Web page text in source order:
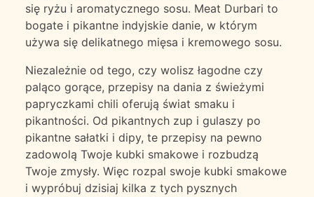
się ryżu i aromatycznego sosu. Meat Durbari to
bogate i pikantne indyjskie danie, w którym
używa się delikatnego mięsa i kremowego sosu.
Niezależnie od tego, czy wolisz łagodne czy
paląco gorące, przepisy na dania z świeżymi
papryczkami chili oferują świat smaku i
pikantności. Od pikantnych zup i gulaszy po
pikantne sałatki i dipy, te przepisy na pewno
zadowolą Twoje kubki smakowe i rozbudzą
Twoje zmysły. Więc rozpal swoje kubki smakowe
i wypróbuj dzisiaj kilka z tych pysznych